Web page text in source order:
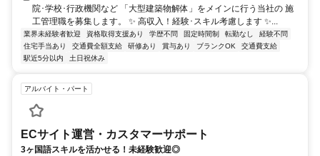
院･学校･行政機関など 「大型建築物解体」をメインに行う当社の 施
工管理職を募集します。 ✨ 高収入！経験･スキル考慮します ✨...
業界未経験者歓迎 資格取得支援あり 学歴不問 固定時間制 転勤なし
経験不問
住宅手当あり
交通費全額支給 研修あり 賞与あり ブランクOK
交通費支給
駅近5分以内
土日祝休み
アルバイト・パート
ECサイト運営・カスタマーサポート
3ヶ国語スキルを活かせる！未経験歓迎◎